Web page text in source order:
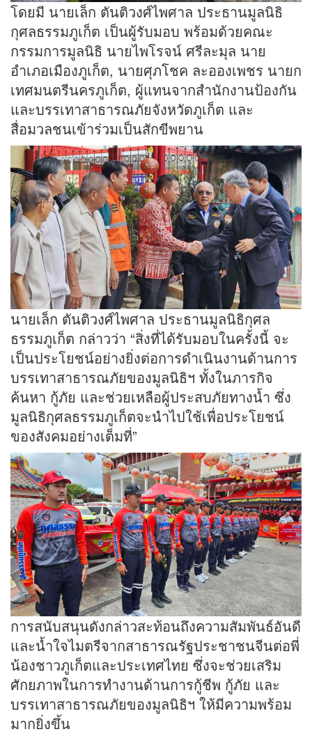
โดยมี นายเล็ก ตันติวงศ์ไพศาล ประธานมูลนิธิ
กุศลธรรมภูเก็ต เป็นผู้รับมอบ พร้อมด้วยคณะ
กรรมการมูลนิธิ นายไพโรจน์ ศรีละมุล นาย
อำเภอเมืองภูเก็ต, นายศุภโชค ละอองเพชร นายก
เทศมนตรีนครภูเก็ต, ผู้แทนจากสำนักงานป้องกัน
และบรรเทาสาธารณภัยจังหวัดภูเก็ต และ
สื่อมวลชนเข้าร่วมเป็นสักขีพยาน
นายเล็ก ตันติวงศ์ไพศาล ประธานมูลนิธิกุศล
ธรรมภูเก็ต กล่าวว่า “สิ่งที่ได้รับมอบในครั้งนี้ จะ
เป็นประโยชน์อย่างยิ่งต่อการดำเนินงานด้านการ
บรรเทาสาธารณภัยของมูลนิธิฯ ทั้งในภารกิจ
ค้นหา กู้ภัย และช่วยเหลือผู้ประสบภัยทางน้ำ ซึ่ง
มูลนิธิกุศลธรรมภูเก็ตจะนำไปใช้เพื่อประโยชน์
ของสังคมอย่างเต็มที่”
การสนับสนุนดังกล่าวสะท้อนถึงความสัมพันธ์อันดี
และน้ำใจไมตรีจากสาธารณรัฐประชาชนจีนต่อพี่
น้องชาวภูเก็ตและประเทศไทย ซึ่งจะช่วยเสริม
ศักยภาพในการทำงานด้านการกู้ชีพ กู้ภัย และ
บรรเทาสาธารณภัยของมูลนิธิฯ ให้มีความพร้อม
มากยิ่งขึ้น